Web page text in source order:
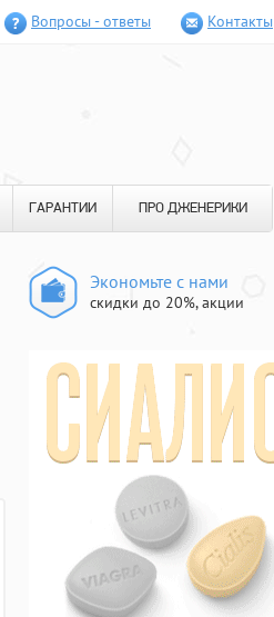
Вопросы - ответы Контакты
ГАРАНТИИ ПРО ДЖЕНЕРИКИ
Экономьте с нами
скидки до 20%, акции